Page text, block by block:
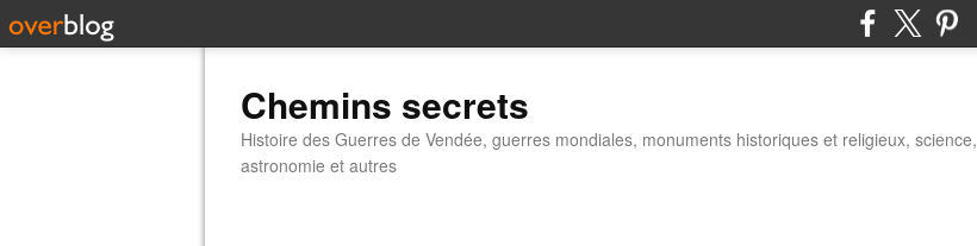
Chemins secrets
Histoire des Guerres de Vendée, guerres mondiales, monuments historiques et religieux, science,
astronomie et autres